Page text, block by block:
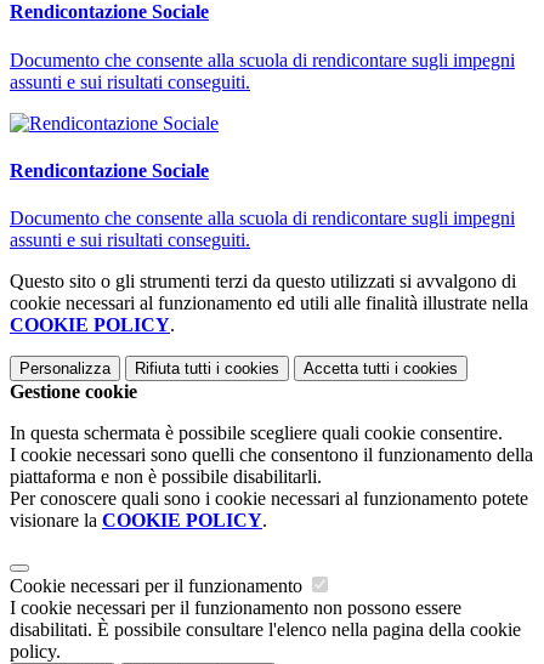
Rendicontazione Sociale
Documento che consente alla scuola di rendicontare sugli impegni
assunti e sui risultati conseguiti.
Rendicontazione Sociale
Documento che consente alla scuola di rendicontare sugli impegni
assunti e sui risultati conseguiti.
Questo sito o gli strumenti terzi da questo utilizzati si avvalgono di
cookie necessari al funzionamento ed utili alle finalità illustrate nella
COOKIE POLICY.
Personalizza Rifiuta tutti i cookies Accetta tutti i cookies
Gestione cookie
In questa schermata è possibile scegliere quali cookie consentire.
I cookie necessari sono quelli che consentono il funzionamento della
piattaforma e non è possibile disabilitarli.
Per conoscere quali sono i cookie necessari al funzionamento potete
visionare la COOKIE POLICY.
Cookie necessari per il funzionamento
I cookie necessari per il funzionamento non possono essere
disabilitati. È possibile consultare l'elenco nella pagina della cookie
policy.